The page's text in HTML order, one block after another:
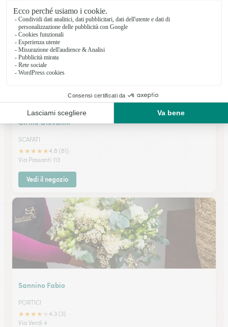
Vedi il negozio
Cirillo Giovanni
SCAFATI
★★★★★4.8 (81)
Via Passanti 113
Vedi il negozio
Sannino Fabio
PORTICI
★★★★
4.3 (3)
Via Verdi 4